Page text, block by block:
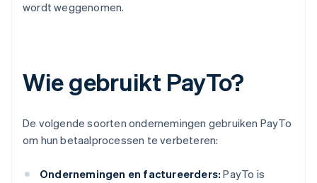
wordt weggenomen.
Wie gebruikt PayTo?
De volgende soorten ondernemingen gebruiken PayTo
om hun betaalprocessen te verbeteren:
Ondernemingen en factureerders: PayTo is